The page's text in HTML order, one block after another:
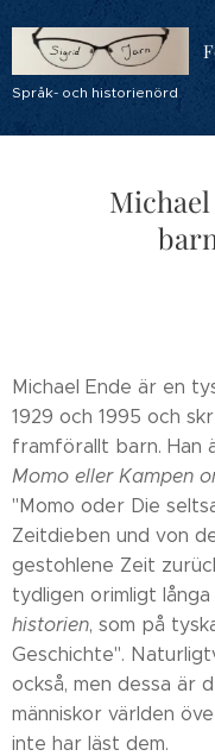
Språk- och historienörd
Michael Ende är en
1929 och 1995 och
framförallt barn. Han
Momo eller Kampen
"Momo oder Die
Zeitdieben und von
gestohlene Zeit
tydligen orimligt
historien, som på
Geschichte".
också, men dessa är
människor världen
inte har läst dem.